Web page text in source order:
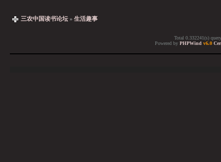
三农中国读书论坛 » 生活趣事
Total 0.332241(s)
Powered by PHPWind v6.0